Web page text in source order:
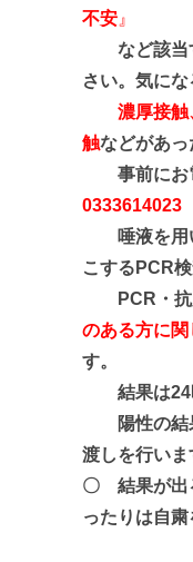
不安 』
など該当
さい。気にな
濃厚接触
触などがあっ
事前にお
0333614023
唾液を用
こするPCR
PCR・抗
のある方に
す。
結果は24時
陽性の結
渡しを行いま
〇 結果が出
ったりは自粛